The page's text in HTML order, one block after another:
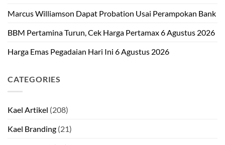
Marcus Williamson Dapat Probation Usai Perampokan Bank
BBM Pertamina Turun, Cek Harga Pertamax 6 Agustus 2026
Harga Emas Pegadaian Hari Ini 6 Agustus 2026
CATEGORIES
Kael Artikel (208)
Kael Branding (21)